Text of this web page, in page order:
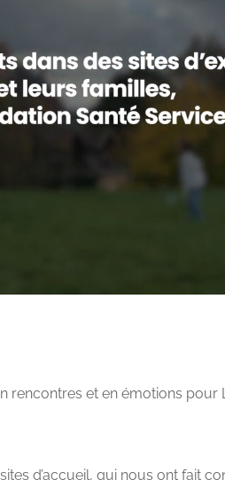
rencontres et en émotions pour
d’accueil, qui nous ont fait